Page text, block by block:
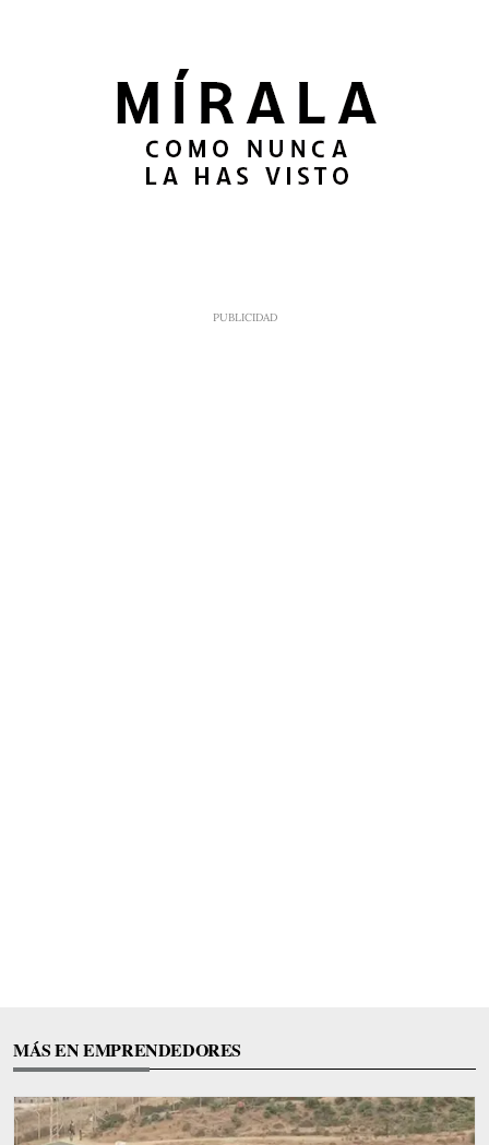
MÁS EN EMPRENDEDORES